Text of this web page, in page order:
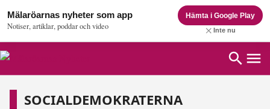
Mälaröarnas nyheter som app
Notiser, artiklar, poddar och video
Hämta i Google Play
Inte nu
Socialdemokraterna
SOCIALDEMOKRATERNA